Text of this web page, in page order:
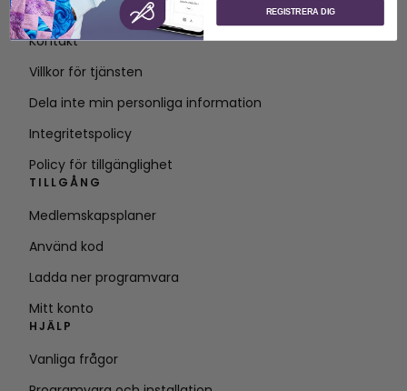
Om SVP Worldwide
Kontakt
Villkor för tjänsten
Dela inte min personliga information
Integritetspolicy
Policy för tillgänglighet
TILLGÅNG
Medlemskapsplaner
Använd kod
Ladda ner programvara
Mitt konto
HJÄLP
Vanliga frågor
REGISTRERA DIG